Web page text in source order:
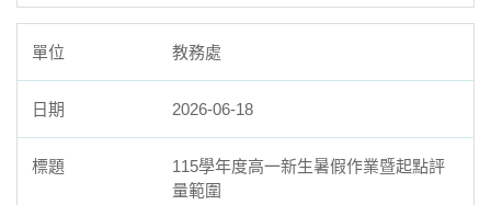
教務處
2026-06-18
115學年度高一新生暑假作業暨起點評
量範圍